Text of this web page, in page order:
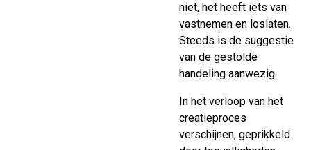
niet, het heeft iets van
vastnemen en loslaten.
Steeds is de suggestie
van de gestolde
handeling aanwezig.
In het verloop van het
creatieproces
verschijnen, geprikkeld